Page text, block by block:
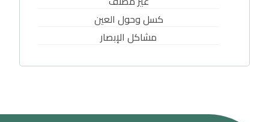
كسل وحول العين
مشاكل الإبصار